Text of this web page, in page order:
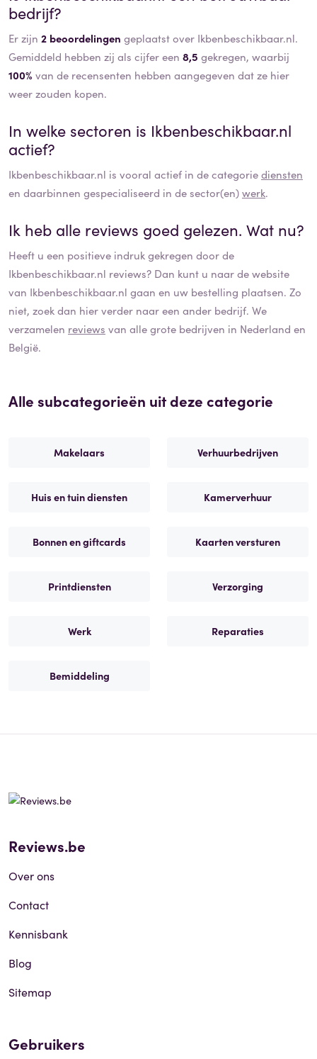
bedrijf?
Er zijn 2 beoordelingen geplaatst over Ikbenbeschikbaar.nl.
Gemiddeld hebben zij als cijfer een 8,5 gekregen, waarbij
100% van de recensenten hebben aangegeven dat ze hier
weer zouden kopen.
In welke sectoren is Ikbenbeschikbaar.nl
actief?
Ikbenbeschikbaar.nl is vooral actief in de categoriediensten
en daarbinnen gespecialiseerd in de sector(en)werk.
Ik heb alle reviews goed gelezen. Wat nu?
Heeft u een positieve indruk gekregen door de
Ikbenbeschikbaar.nl reviews? Dan kunt u naar de website
van Ikbenbeschikbaar.nl gaan en uw bestelling plaatsen. Zo
niet, zoek dan hier verder naar een ander bedrijf. We
verzamelen reviews van alle grote bedrijven in Nederland en
België.
Alle subcategorieën uit deze categorie
Makelaars Verhuurbedrijven
Huis en tuin diensten Kamerverhuur
Bonnen en giftcards Kaarten versturen
Printdiensten Verzorging
Werk Reparaties
Bemiddeling
Reviews.be
Over ons
Contact
Kennisbank
Blog
Sitemap
Gebruikers